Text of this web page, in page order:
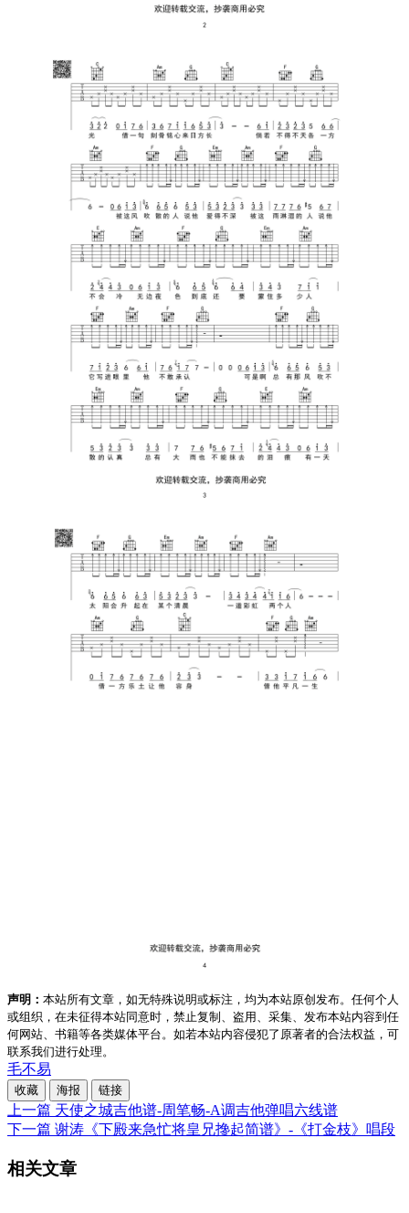
声明： 本站所有文章，如无特殊说明或标注，均为本站原创发布。任何个人
或组织，在未征得本站同意时，禁止复制、盗用、采集、发布本站内容到任
何网站、书籍等各类媒体平台。如若本站内容侵犯了原著者的合法权益，可
联系我们进行处理。
毛不易
收藏 海报 链接
上一篇 天使之城吉他谱-周笔畅-A调吉他弹唱六线谱
下一篇 谢涛《下殿来急忙将皇兄搀起简谱》-《打金枝》唱段
相关文章